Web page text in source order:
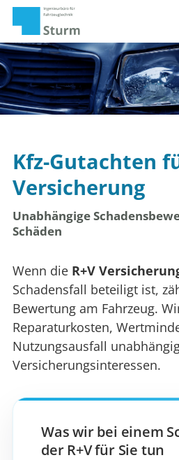
Kfz-Gutachten
Versicherung
Unabhängige
Schäden
Wenn die R+V
Schadensfall beteiligt ist,
Bewertung am Fahrzeug.
Reparaturkosten,
Nutzungsausfall
Versicherungsinteressen.
Was wir bei einem
der R+V für Sie tun